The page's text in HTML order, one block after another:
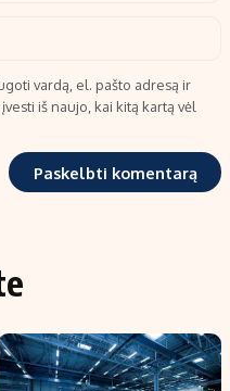
vardą, el. pašto adresą ir
iš naujo, kai kitą kartą vėl